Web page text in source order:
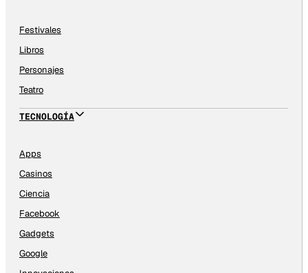
Festivales
Libros
Personajes
Teatro
TECNOLOGÍA
Apps
Casinos
Ciencia
Facebook
Gadgets
Google